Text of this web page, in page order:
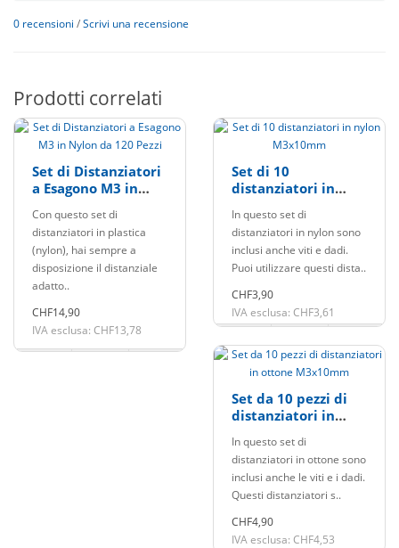
0 recensioni /Scrivi una recensione
Prodotti correlati
Set di Distanziatori
a Esagono M3 in
Con questo set di
distanziatori in plastica
(nylon), hai sempre a
disposizione il distanziale
adatto..
CHF14,90
IVA esclusa: CHF13,78
Set di 10
distanziatori in
In questo set di
distanziatori in nylon sono
inclusi anche viti e dadi.
Puoi utilizzare questi dista..
CHF3,90
IVA esclusa: CHF3,61
Set da 10 pezzi di
distanziatori in
In questo set di
distanziatori in ottone sono
inclusi anche le viti e i dadi.
Questi distanziatori s..
CHF4,90
IVA esclusa: CHF4,53